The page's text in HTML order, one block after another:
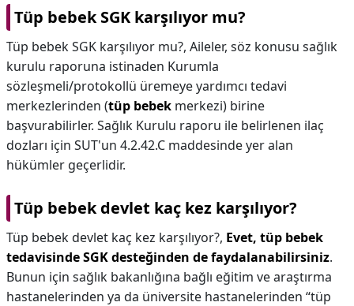
Tüp bebek SGK karşılıyor mu?
Tüp bebek SGK karşılıyor mu?, Aileler, söz konusu sağlık
kurulu raporuna istinaden Kurumla
sözleşmeli/protokollü üremeye yardımcı tedavi
merkezlerinden (tüp bebek merkezi) birine
başvurabilirler. Sağlık Kurulu raporu ile belirlenen ilaç
dozları için SUT'un 4.2.42.C maddesinde yer alan
hükümler geçerlidir.
Tüp bebek devlet kaç kez karşılıyor?
Tüp bebek devlet kaç kez karşılıyor?, Evet, tüp bebek
tedavisinde SGK desteğinden de faydalanabilirsiniz.
Bunun için sağlık bakanlığına bağlı eğitim ve araştırma
hastanelerinden ya da üniversite hastanelerinden “tüp